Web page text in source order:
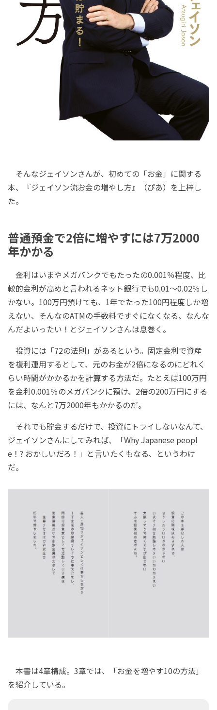
そんなジェイソンさんが、初めての「お金」に関する
本、『ジェイソン流お金の増やし方』（ぴあ）を上梓し
た。
普通預金で2倍に増やすには7万2000
年かかる
金利はいまやメガバンクでもたったの0.001％程度、比
較的金利が高めと言われるネット銀行でも0.01～0.02％し
かない。100万円預けても、1年でたった100円程度しか増
えない、そんなのATMの手数料ですぐになくなる、なんな
んだよいったい！とジェイソンさんは息巻く。
投資には「72の法則」があるという。固定金利で資産
を複利運用するとして、元のお金が2倍になるのにどれく
らい時間がかかるかを計算する方法だ。たとえば100万円
を金利0.001％のメガバンクに預け、2倍の200万円にする
には、なんと7万2000年もかかるのだ。
それでも貯金するだけで、投資にトライしないなんて、
ジェイソンさんにしてみれば、「Why Japanese peopl
e！? おかしいだろ！」と言いたくもなる、というわけ
だ。
本書は4章構成。3章では、「お金を増やす10の方法」
を紹介している。